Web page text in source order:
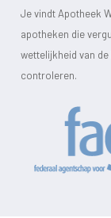
Je vindt Apotheek
apotheken die
wettelijkheid van
controleren.